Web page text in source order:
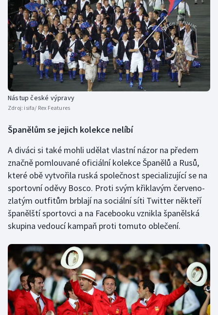
Nástup české výpravy
Zdroj: isifa/ Rex Features
Španělům se jejich kolekce nelíbí
A diváci si také mohli udělat vlastní názor na předem
značně pomlouvané oficiální kolekce Španělů a Rusů,
které obě vytvořila ruská společnost specializující se na
sportovní oděvy Bosco. Proti svým křiklavým červeno-
zlatým outfitům brblají na sociální síti Twitter někteří
španělští sportovci a na Facebooku vznikla španělská
skupina vedoucí kampaň proti tomuto oblečení.